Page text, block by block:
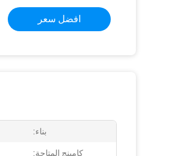
افضل سعر
بناء:
كامينج المتاحة: